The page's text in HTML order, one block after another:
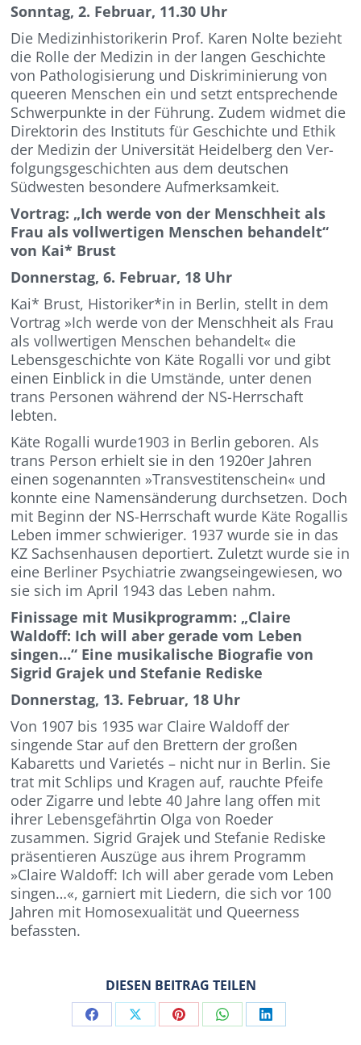
Sonntag, 2. Februar, 11.30 Uhr
Die Medizinhistorikerin Prof. Karen Nolte bezieht
die Rolle der Medizin in der langen Geschichte
von Pathologisierung und Dis­kriminierung von
queeren Menschen ein und setzt entsprechende
Schwerpunkte in der Führung. Zudem widmet die
Direktorin des Instituts für Geschichte und Ethik
der Medizin der Universität Heidelberg den Ver­
folgungsgeschichten aus dem deutschen
Südwesten besondere Aufmerksamkeit.
Vortrag: „Ich werde von der Mensch­heit als
Frau als vollwertigen Menschen behandelt“
von Kai* Brust
Donnerstag, 6. Februar, 18 Uhr
Kai* Brust, Historiker*in in Berlin, stellt in dem
Vortrag »Ich werde von der Mensch­heit als Frau
als vollwertigen Menschen behandelt« die
Lebensgeschichte von Käte Rogalli vor und gibt
einen Einblick in die Umstände, unter denen
trans Personen während der NS-Herrschaft
lebten.
Käte Rogalli wurde1903 in Berlin geboren. Als
trans Person erhielt sie in den 1920er Jahren
einen sogenannten »Transvestitenschein« und
konnte eine Namensänderung durch­setzen. Doch
mit Beginn der NS-Herrschaft wurde Käte Rogallis
Leben immer schwieri­ger. 1937 wurde sie in das
KZ Sachsenhausen deportiert. Zuletzt wurde sie in
eine Berliner Psychiatrie zwangseingewiesen, wo
sie sich im April 1943 das Leben nahm.
Finissage mit Musikprogramm: „Claire
Waldoff: Ich will aber gerade vom Leben
singen…“ Eine musikalische Biografie von
Sigrid Grajek und Stefanie Rediske
Donnerstag, 13. Februar, 18 Uhr
Von 1907 bis 1935 war Claire Waldoff der
singende Star auf den Brettern der großen
Kabaretts und Varietés – nicht nur in Berlin. Sie
trat mit Schlips und Kragen auf, rauch­te Pfeife
oder Zigarre und lebte 40 Jahre lang offen mit
ihrer Lebensgefährtin Olga von Roeder
zusammen. Sigrid Grajek und Stefanie Rediske
präsentieren Auszüge aus ihrem Programm
»Claire Waldoff: Ich will aber gerade vom Leben
singen…«, garniert mit Liedern, die sich vor 100
Jahren mit Homosexualität und Queerness
befassten.
DIESEN BEITRAG TEILEN
Share Share Share Share Share